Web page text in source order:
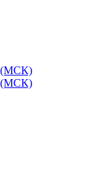
(МСК)
(МСК)